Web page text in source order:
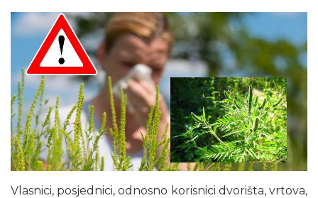
Vlasnici, posjednici, odnosno korisnici dvorišta, vrtova,